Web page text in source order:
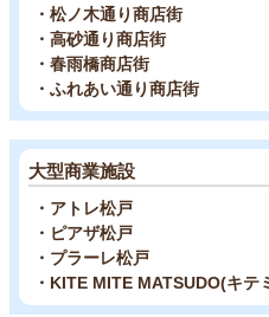
・松ノ木通り商店街
・高砂通り商店街
・春雨橋商店街
・ふれあい通り商店街
大型商業施設
・アトレ松戸
・ピアザ松戸
・プラーレ松戸
・KITE MITE MATSUDO(キテ